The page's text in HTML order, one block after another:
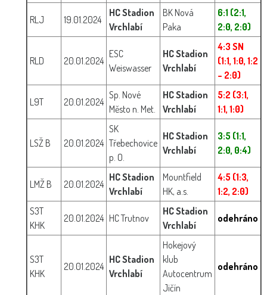
RLJ 19.01.2024
HC Stadion
Vrchlabí
BK Nová
Paka
6:1 (2:1,
2:0, 2:0)
RLD 20.01.2024
ESC
Weiswasser
HC Stadion
Vrchlabí
4:3 SN
(1:1, 1:0, 1:2
– 2:0)
L9T 20.01.2024
Sp. Nové
Město n. Met.
HC Stadion
Vrchlabí
5:2 (3:1,
1:1, 1:0)
LSŽ B 20.01.2024
SK
Třebechovice
p. O.
HC Stadion
Vrchlabí
3:5 (1:1,
2:0, 0:4)
LMŽ B 20.01.2024
HC Stadion
Vrchlabí
Mountfield
HK, a.s.
4:5 (1:3,
1:2, 2:0)
S3T
KHK
20.01.2024 HC Trutnov
HC Stadion
Vrchlabí
odehráno
S3T
KHK
20.01.2024
HC Stadion
Vrchlabí
Hokejový
klub
Autocentrum
Jičín
odehráno